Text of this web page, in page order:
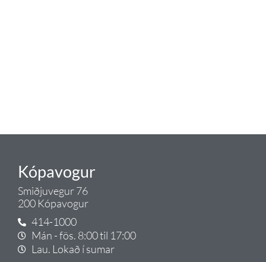
Kópavogur
Smiðjuvegur 76
200 Kópavogur
414-1000
Mán - fös. 8:00 til 17:00
Lau. Lokað í sumar